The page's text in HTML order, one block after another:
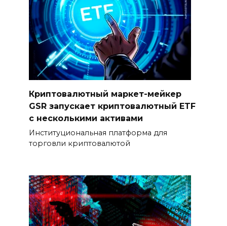
Криптовалютный маркет-мейкер
GSR запускает криптовалютный ETF
с несколькими активами
Институциональная платформа для
торговли криптовалютой